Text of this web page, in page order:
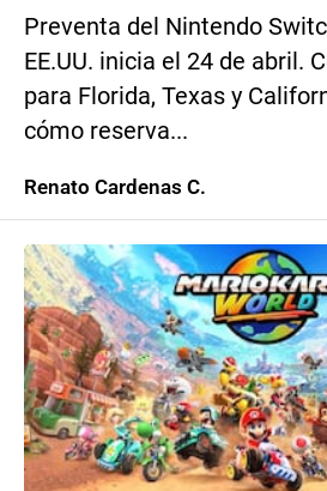
Preventa del Nintendo
EE.UU. inicia el 24 de abril.
para Florida, Texas y
cómo reserva...
Renato Cardenas C.